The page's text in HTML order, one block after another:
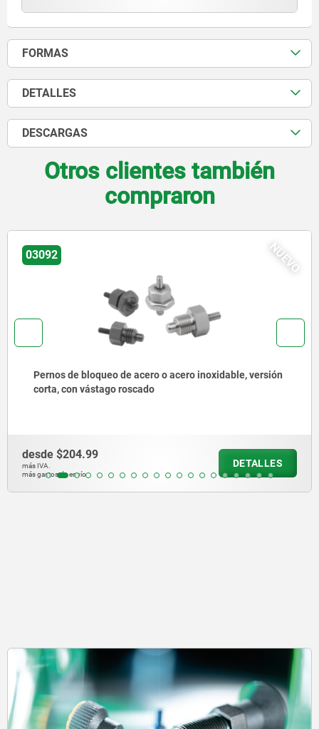
FORMAS
DETALLES
DESCARGAS
Otros clientes también
compraron
NUEVO
03092
Pernos de bloqueo de acero o acero inoxidable, versión
corta, con vástago roscado
desde $204.99
más IVA.
más gastos de envío
DETALLES